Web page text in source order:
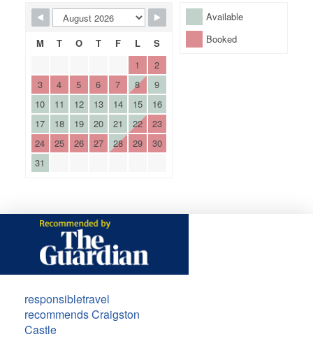
Available
Booked
M T O T F L
S
1
2
3
4 5 6 7 8
9
10
11 12 13 14 15
16
17
18 19 20 21 22
23
24
25 26 27 28 29
30
31
responsibletravel
recommends Craigston
Castle